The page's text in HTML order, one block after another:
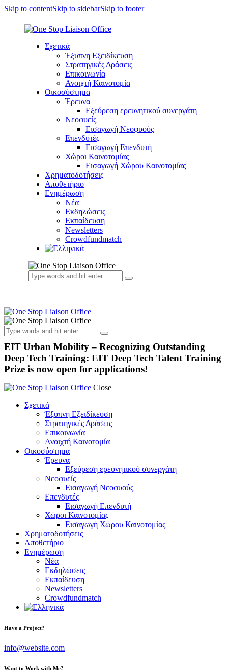
Skip to contentSkip to sidebarSkip to footer
Σχετικά
Έξυπνη Εξειδίκευση
Στρατηγικές Δράσεις
Επικοινωνία
Ανοιχτή Καινοτομία
Οικοσύστημα
Έρευνα
Εξεύρεση ερευνητικού συνεργάτη
Νεοφυείς
Εισαγωγή Νεοφυούς
Επενδυτές
Εισαγωγή Επενδυτή
Χώροι Καινοτομίας
Εισαγωγή Χώρου Καινοτομίας
Χρηματοδοτήσεις
Αποθετήριο
Ενημέρωση
Νέα
Εκδηλώσεις
Εκπαίδευση
Newsletters
Crowdfundmatch
EIT Urban Mobility – Recognizing Outstanding
Deep Tech Training: EIT Deep Tech Talent Training
Prize is now open for applications!
Close
Σχετικά
Έξυπνη Εξειδίκευση
Στρατηγικές Δράσεις
Επικοινωνία
Ανοιχτή Καινοτομία
Οικοσύστημα
Έρευνα
Εξεύρεση ερευνητικού συνεργάτη
Νεοφυείς
Εισαγωγή Νεοφυούς
Επενδυτές
Εισαγωγή Επενδυτή
Χώροι Καινοτομίας
Εισαγωγή Χώρου Καινοτομίας
Χρηματοδοτήσεις
Αποθετήριο
Ενημέρωση
Νέα
Εκδηλώσεις
Εκπαίδευση
Newsletters
Crowdfundmatch
facebook-
linkedin
twitter-
Have a Project?
info@website.com
Want to Work with Me?